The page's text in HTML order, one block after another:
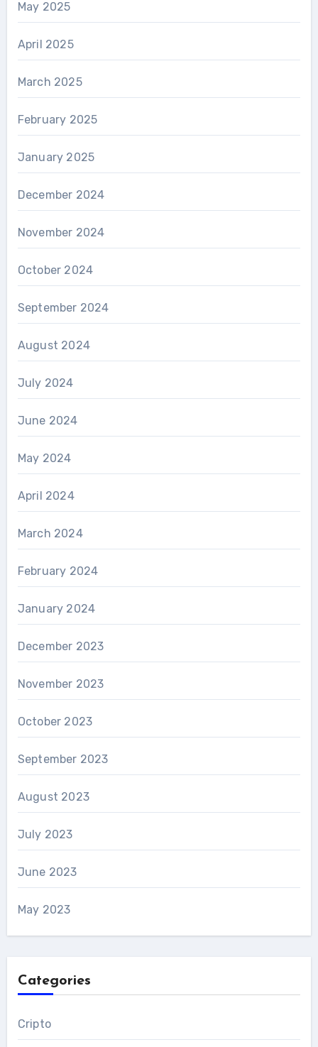
May 2025
April 2025
March 2025
February 2025
January 2025
December 2024
November 2024
October 2024
September 2024
August 2024
July 2024
June 2024
May 2024
April 2024
March 2024
February 2024
January 2024
December 2023
November 2023
October 2023
September 2023
August 2023
July 2023
June 2023
May 2023
Categories
Cripto